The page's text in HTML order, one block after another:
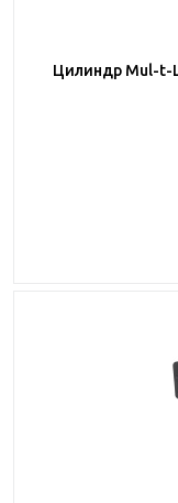
Цилиндр Mul-t-